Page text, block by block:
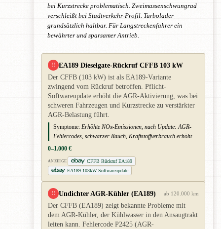
bei Kurzstrecke problematisch. Zweimassenschwungrad
verschleißt bei Stadtverkehr-Profil. Turbolader
grundsätzlich haltbar. Für Langstreckenfahrer ein
bewährter und sparsamer Antrieb.
!! EA189 Dieselgate-Rückruf CFFB 103 kW
Der CFFB (103 kW) ist als EA189-Variante
zwingend vom Rückruf betroffen. Pflicht-
Softwareupdate erhöht die AGR-Aktivierung, was bei
schweren Fahrzeugen und Kurzstrecke zu verstärkter
AGR-Belastung führt.
Symptome: Erhöhte NOx-Emissionen, nach Update: AGR-
Fehlercodes, schwarzer Rauch, Kraftstoffverbrauch erhöht
0–1.000 €
ANZEIGE
CFFB Rückruf EA189
EA189 103kW Softwareupdate
!! Undichter AGR-Kühler (EA189) ab 120.000 km
Der CFFB (EA189) zeigt bekannte Probleme mit
dem AGR-Kühler, der Kühlwasser in den Ansaugtrakt
leiten kann. Fehlercode P2425 (AGR-